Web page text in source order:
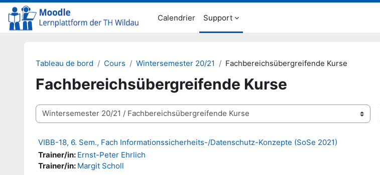
Passer au contenu principal
Calendrier
Support
Tableau de bord Cours Wintersemester 20/21 Fachbereichsübergreifende Kurse
Fachbereichsübergreifende Kurse
Catégories de cours
VIBB-18, 6. Sem., Fach Informationssicherheits-/Datenschutz-Konzepte (SoSe 2021)
Trainer/in: Ernst-Peter Ehrlich
Trainer/in: Margit Scholl